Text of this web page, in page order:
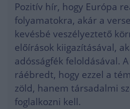
Pozitív hír, hogy Európa
folyamatokra, akár a
kevésbé veszélyeztető
előírások kiigazításával,
adósságfék feloldásával.
ráébredt, hogy ezzel a
zöld, hanem társadalmi
foglalkozni kell.